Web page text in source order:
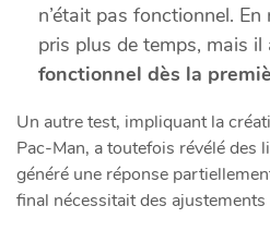
n’était pas fonctionnel. En
pris plus de temps, mais
fonctionnel dès la
Un autre test, impliquant la
Pac-Man, a toutefois révélé des
généré une réponse
final nécessitait des ajustements